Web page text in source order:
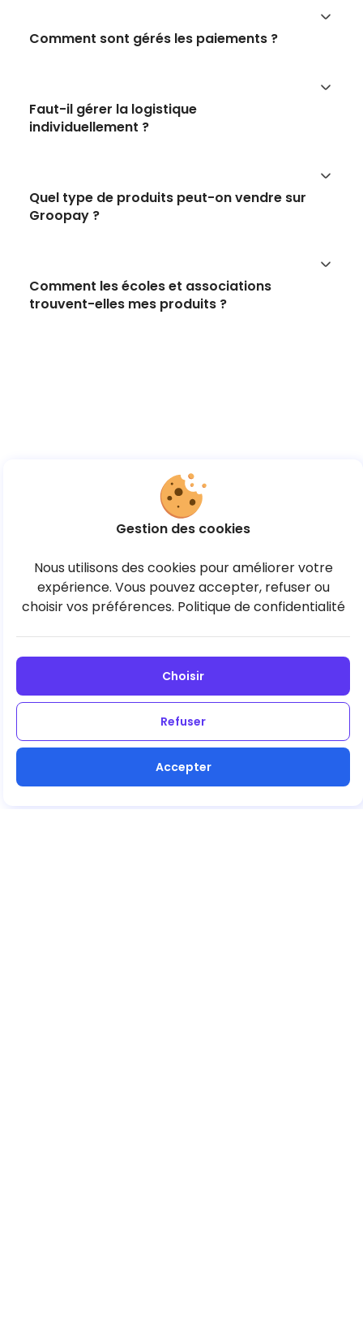
Comment sont gérés les paiements ?
Faut-il gérer la logistique
individuellement ?
Quel type de produits peut-on vendre sur
Groopay ?
Comment les écoles et associations
trouvent-elles mes produits ?
Gestion des cookies
Nous utilisons des cookies pour améliorer votre
expérience. Vous pouvez accepter, refuser ou
choisir vos préférences. Politique de confidentialité
Choisir
Refuser
Accepter